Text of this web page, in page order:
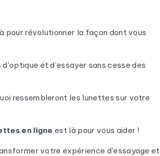
pour révolutionner la façon dont vous
et d'essayer sans cesse des
ressembleront les lunettes sur votre
en ligne est là pour vous aider !
votre expérience d'essayage et